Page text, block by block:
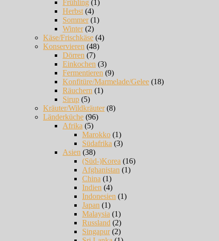
Frühling (1)
Herbst (4)
Sommer(1)
Winter(2)
Käse/Frischkäse (4)
Konservieren (48)
Dörren (7)
Einkochen (3)
Fermentieren (9)
Konfitüre/Marmelade/Gelee (18)
Räuchern (1)
Sirup (5)
Kräuter/Wildkräuter(8)
Länderküche (96)
Afrika (5)
Marokko (1)
Südafrika (3)
Asien (38)
(Süd-)Korea (16)
Afghanistan (1)
China (1)
Indien (4)
Indonesien (1)
Japan (1)
Malaysia (1)
Russland (2)
Singapur(2)